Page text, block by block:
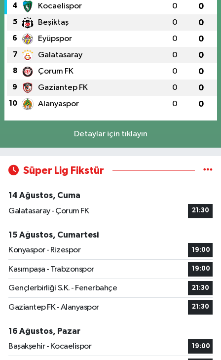
4 Kocaelispor 0 0
5 Beşiktaş 0 0
6 Eyüpspor 0 0
7 Galatasaray 0 0
8 Çorum FK 0 0
9 Gaziantep FK 0 0
10 Alanyaspor 0 0
Detaylar için tıklayın
Süper Lig Fikstür
14 Ağustos, Cuma
Galatasaray - Çorum FK
21:30
15 Ağustos, Cumartesi
Konyaspor - Rizespor
19:00
Kasımpaşa - Trabzonspor 19:00
Gençlerbirliği S.K. - Fenerbahçe 21:30
Gaziantep FK - Alanyaspor 21:30
16 Ağustos, Pazar
Başakşehir - Kocaelispor
19:00